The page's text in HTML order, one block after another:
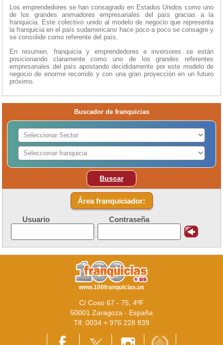
Los emprendedores se han consagrado en Estados Unidos como uno
de los grandes animadores empresariales del país gracias a la
franquicia. Este colectivo unido al modelo de negocio que representa
la franquicia en el país sudamericano hace poco a poco se consagre y
se consolide como referente del país.
En resumen, franquicia y emprendedores e inversores se están
posicionando claramente como uno de los grandes referentes
empresariales del país apostando decididamente por este modelo de
negocio de enorme recorrido y con una gran proyección en un futuro
próximo.
Buscador de franquicias
Buscar
Área franquiciador:
Usuario Contraseña
www.100franquicias.us
C/ Coso 67 - 75, 4ºF
50001 Zaragoza - España
Tlf. 0034 + 976 228 839